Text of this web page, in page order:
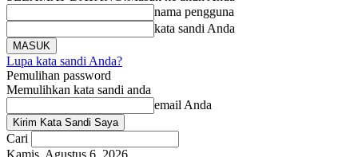
nama pengguna
kata sandi Anda
Lupa kata sandi Anda?
Pemulihan password
Memulihkan kata sandi anda
email Anda
Cari
Kamis, Agustus 6, 2026